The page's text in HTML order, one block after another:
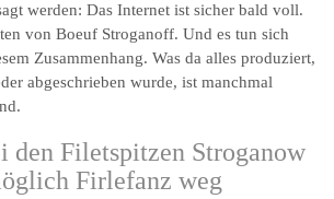
werden: Das Internet ist sicher bald voll.
von Boeuf Stroganoff. Und es tun sich
Zusammenhang. Was da alles produziert,
abgeschrieben wurde, ist manchmal
den Filetspitzen Stroganow
Firlefanz weg